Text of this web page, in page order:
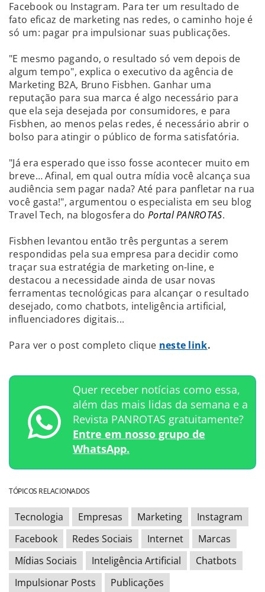
Facebook ou Instagram. Para ter um resultado de
fato eficaz de marketing nas redes, o caminho hoje é
só um: pagar pra impulsionar suas publicações.
"E mesmo pagando, o resultado só vem depois de
algum tempo", explica o executivo da agência de
Marketing B2A, Bruno Fisbhen. Ganhar uma
reputação para sua marca é algo necessário para
que ela seja desejada por consumidores, e para
Fisbhen, ao menos pelas redes, é necessário abrir o
bolso para atingir o público de forma satisfatória.
"Já era esperado que isso fosse acontecer muito em
breve… Afinal, em qual outra mídia você alcança sua
audiência sem pagar nada? Até para panfletar na rua
você gasta!", argumentou o especialista em seu blog
Travel Tech, na blogosfera doPortal PANROTAS.
Fisbhen levantou então três perguntas a serem
respondidas pela sua empresa para decidir como
traçar sua estratégia de marketing on-line, e
destacou a necessidade ainda de usar novas
ferramentas tecnológicas para alcançar o resultado
desejado, como chatbots, inteligência artificial,
influenciadores digitais...
Para ver o post completo clique neste link.
Quer receber notícias como essa,
além das mais lidas da semana e a
Revista PANROTAS gratuitamente?
Entre em nosso grupo de
WhatsApp.
TÓPICOS RELACIONADOS
Tecnologia Empresas Marketing
Instagram
Facebook
Redes Sociais Internet
Marcas
Mídias Sociais
Inteligência Artificial
Chatbots
Impulsionar Posts
Publicações